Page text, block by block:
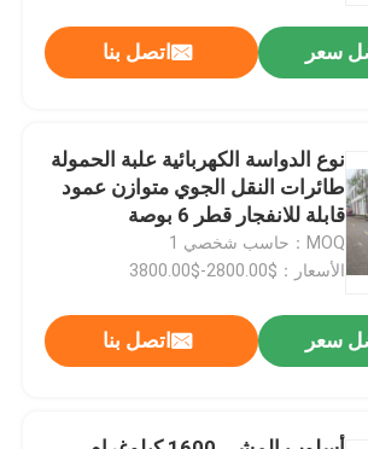
سعر اتصل بنا
نوع الدواسة الكهربائية علبة الحمولة
طائرات النقل الجوي متوازن عمود
قابلة للانفجار قطر 6 بوصة
MOQ：حاسب شخصي 1
الأسعار：$2800.00-$3800.00
سعر اتصل بنا